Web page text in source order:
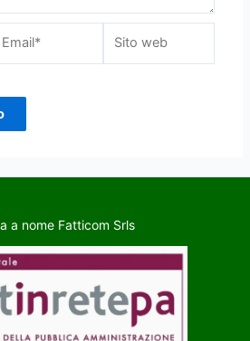
a nome Fatticom Srls